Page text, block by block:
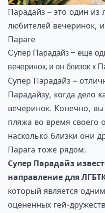
Парадайз – это один
любителей вечеринок,
Параге
Супер Парадайз – еще
вечеринок, и он близок к
Супер Парадайз –
Парадайзу, когда дело
вечеринок. Конечно,
пляжа во время своего
насколько близки они
Парага тоже рядом.
Супер Парадайз
направление для
который является
оцененных гей-